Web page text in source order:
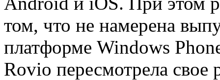
том, что не намерена
платформе Windows
Rovio пересмотрела свое